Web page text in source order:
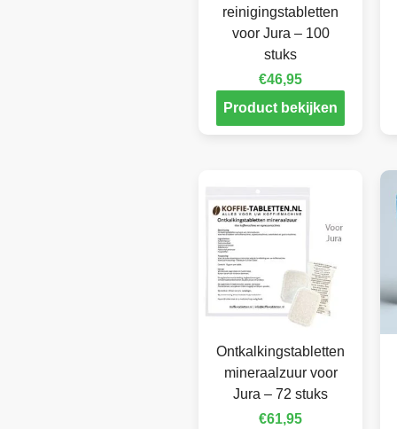
reinigingstabletten
voor Jura – 100
stuks
€46,95
Product bekijken
Ontkalkingstabletten
mineraalzuur voor
Jura – 72 stuks
€61,95